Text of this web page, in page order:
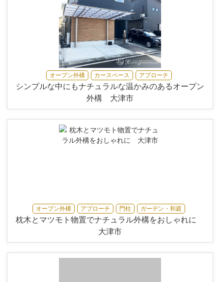
オープン外構 カースペース アプローチ
シンプルな中にもナチュラルな温かみのあるオープン
外構 大津市
オープン外構 アプローチ 門柱 ガーデン・和庭
枕木とマツモト物置でナチュラル外構をおしゃれに
大津市